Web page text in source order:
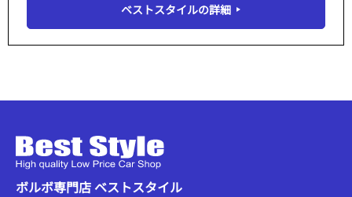
ベストスタイルの詳細
ボルボ専門店 ベストスタイル